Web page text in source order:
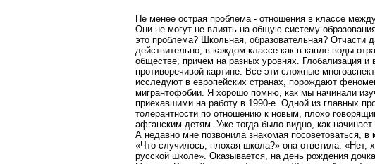
Не менее острая проблема - отношения в классе
Они не могут не влиять на общую систему
это проблема? Школьная, образовательная? Отчасти
действительно, в каждом классе как в капле воды
обществе, причём на разных уровнях. Глобализация
противоречивой картине. Все эти сложные
исследуют в европейских странах, порождают
мигрантофобии. Я хорошо помню, как мы начинали
приехавшими на работу в 1990-е. Одной из главных
толерантности по отношению к новым, плохо
афганским детям. Уже тогда было видно, как начинает
А недавно мне позвонила знакомая посоветоваться,
«Что случилось, плохая школа?» она ответила: «Нет,
русской школе». Оказывается, на день рождения